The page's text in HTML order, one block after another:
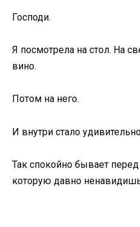
Господи.
Я посмотрела на стол. На
вино.
Потом на него.
И внутри стало
Так спокойно бывает
которую давно